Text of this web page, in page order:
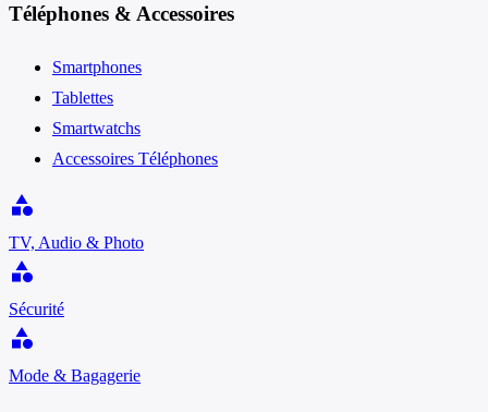
Téléphones & Accessoires
Smartphones
Tablettes
Smartwatchs
Accessoires Téléphones
category
TV, Audio & Photo
category
Sécurité
category
Mode & Bagagerie